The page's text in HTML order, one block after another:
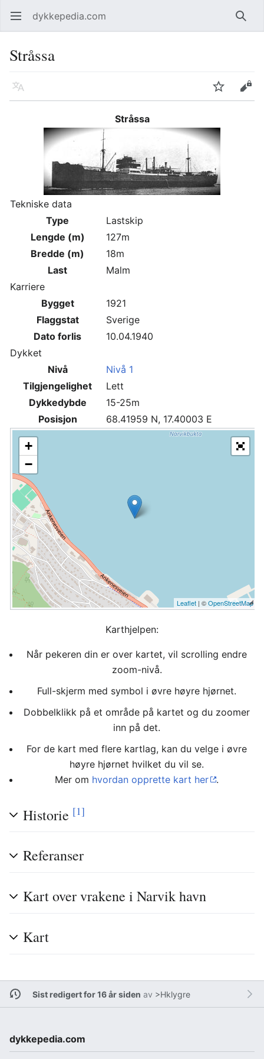
Åpne hovedmenyen dykkepedia.com Søk
Stråssa
Språk Overvåk Rediger
Stråssa
Tekniske data
Type
Lastskip
Lengde (m)
127m
Bredde (m)
18m
Last
Malm
Karriere
Bygget
1921
Flaggstat
Sverige
Dato forlis
10.04.1940
Dykket
Nivå
Nivå 1
Tilgjengelighet
Lett
Dykkedybde
15-25m
Posisjon
68.41959 N, 17.40003 E
+
−
Leaflet | ©OpenStreetMap
Karthjelpen:
Når pekeren din er over kartet, vil scrolling endre
zoom-nivå.
Full-skjerm med symbol i øvre høyre hjørnet.
Dobbelklikk på et område på kartet og du zoomer
inn på det.
For de kart med flere kartlag, kan du velge i øvre
høyre hjørnet hvilket du vil se.
Mer om hvordan opprette kart her .
Historie [1]
Referanser
Kart over vrakene i Narvik havn
Kart
Sist redigert for 16 år siden av >Hklygre
dykkepedia.com